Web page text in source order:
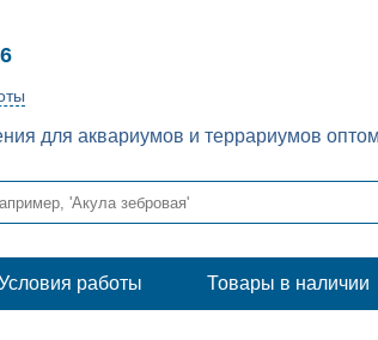
для аквариумов и террариумов оптом
работы Товары в наличии